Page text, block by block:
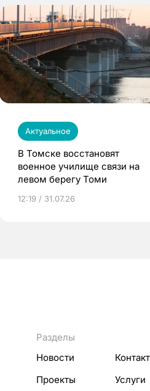
Актуальное
В Томске восстановят
военное училище связи на
левом берегу Томи
12:19 / 31.07.26
Разделы
Новости
Проекты
Услуги